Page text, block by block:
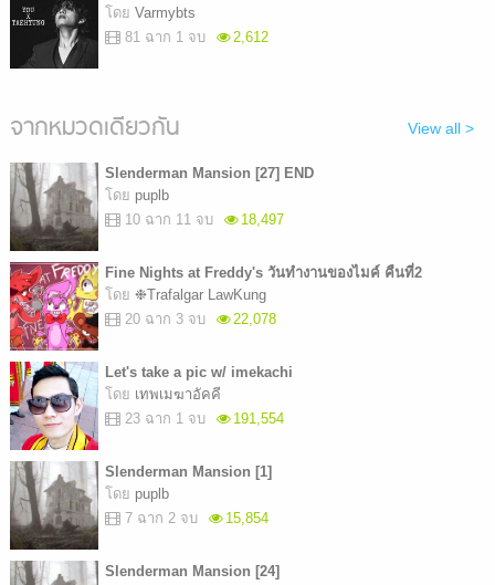
โดย Varmybts
81 ฉาก 1 จบ
2,612
จากหมวดเดียวกัน View all >
Slenderman Mansion [27] END
โดย puplb
10 ฉาก 11 จบ
18,497
Fine Nights at Freddy's วันทำงานของไมค์ คืนที่2
โดย ❉Trafalgar LawKung
20 ฉาก 3 จบ
22,078
Let's take a pic w/ imekachi
โดย เทพเมฆาอัคคี
23 ฉาก 1 จบ
191,554
Slenderman Mansion [1]
โดย puplb
7 ฉาก 2 จบ
15,854
Slenderman Mansion [24]